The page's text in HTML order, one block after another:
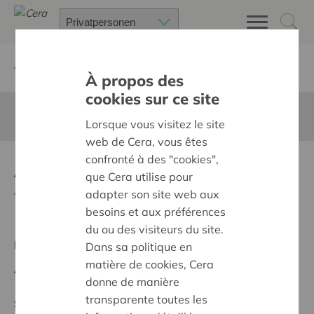
Diese Seite ist nicht ins Deutsche übersetzt
Aankoop nieuwe RK tent
Regionales Projekt
Anfangsdatum:11/05/2026
Stand : In treatment
À propos des
cookies sur ce site
Lorsque vous visitez le site
web de Cera, vous êtes
confronté à des "cookies",
que Cera utilise pour
adapter son site web aux
besoins et aux préférences
du ou des visiteurs du site.
Dans sa politique en
matière de cookies, Cera
donne de manière
transparente toutes les